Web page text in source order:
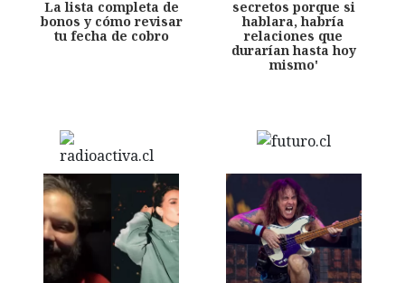
La lista completa de
bonos y cómo revisar
tu fecha de cobro
secretos porque si
hablara, habría
relaciones que
durarían hasta hoy
mismo'